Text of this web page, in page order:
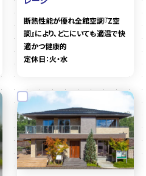
断熱性能が優れ全館空調『Z空
調』により、どこにいても適温で快
適かつ健康的
定休日：火・水